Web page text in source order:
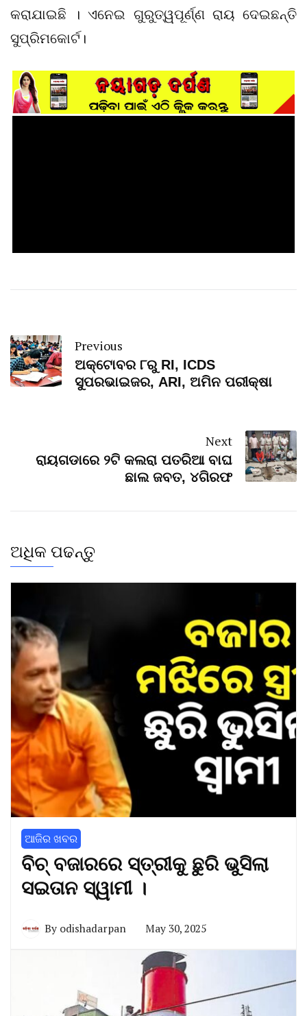
କରାଯାଇଛି । ଏନେଇ ଗୁରୁତ୍ୱପୂର୍ଣ୍ଣ ରାୟ ଦେଇଛନ୍ତି
ସୁପ୍ରିମକୋର୍ଟ।
Previous
ଅକ୍ଟୋବର ୮ରୁ RI, ICDS
ସୁପରଭାଇଜର, ARI, ଅମିନ ପରୀକ୍ଷା
Next
ରାୟଗଡାରେ ୨ଟି କଲରା ପତରିଆ ବାଘ
ଛାଲ ଜବତ, ୪ଗିରଫ
ଅଧିକ ପଢନ୍ତୁ
ଆଜିର ଖବର
ବିଚ୍ ବଜାରରେ ସ୍ତ୍ରୀକୁ ଛୁରି ଭୁସିଲା
ସଇତାନ ସ୍ୱାମୀ ।
By odishadarpan May 30, 2025